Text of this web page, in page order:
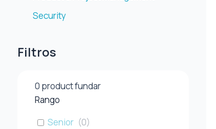
Security
Filtros
0 product fundar
Rango
Senior (0)